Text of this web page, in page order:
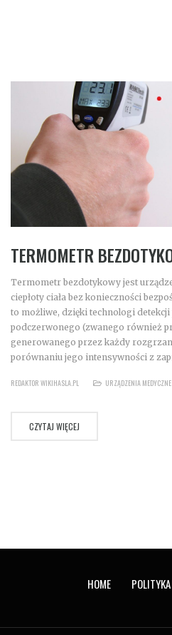
TERMOMETR
Termometr bezdotykowy jest
ciepłoty ciała bez konieczności
to możliwe, dzięki technologi
podczerwonego (zwanego również
generowanego przez każdy
porównaniu jego intensywności z
REDAKTOR WIKIHASLA.PL URZĄDZENIA MEDYCZNE
CZYTAJ WIĘCEJ
HOME